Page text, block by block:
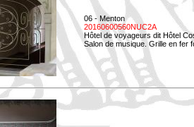
06 - Menton
20160600560NUC2A
Hôtel de voyageurs dit Hôtel
Salon de musique. Grille en fer